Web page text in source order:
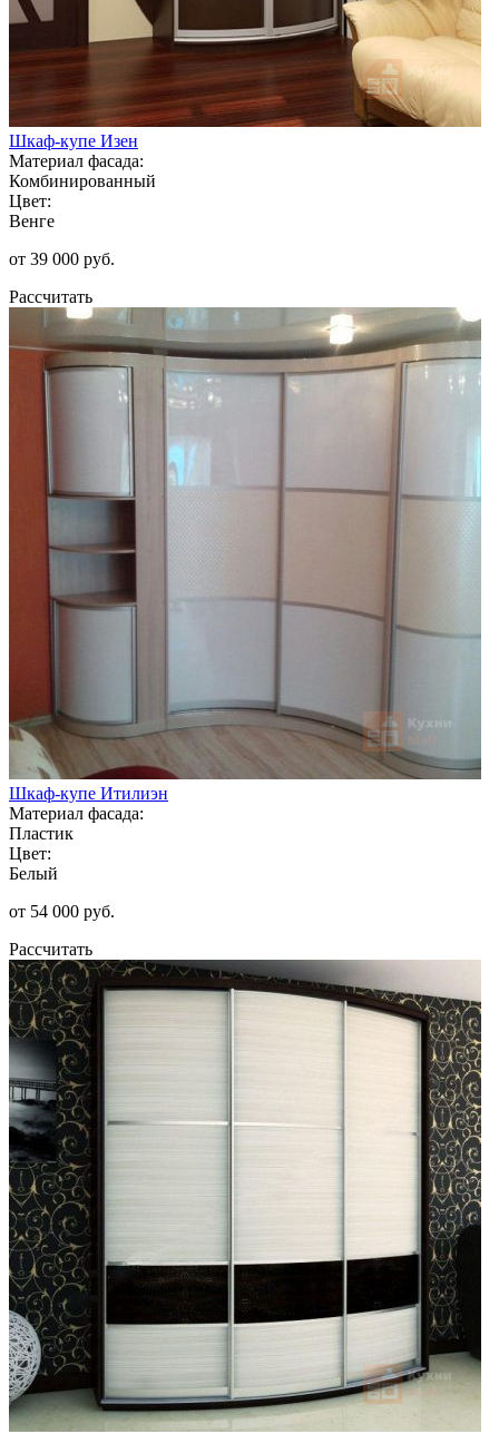
Шкаф-купе Изен
Материал фасада:
Комбинированный
Цвет:
Венге
от 39 000 руб.
Рассчитать
Шкаф-купе Итилиэн
Материал фасада:
Пластик
Цвет:
Белый
от 54 000 руб.
Рассчитать